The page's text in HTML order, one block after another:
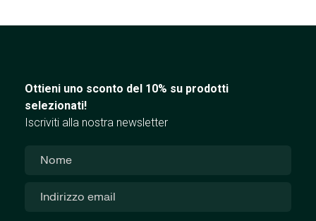
Ottieni uno sconto del 10% su prodotti
selezionati!
Iscriviti alla nostra newsletter